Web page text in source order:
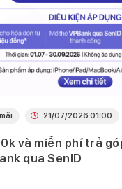
21/07/2026 01:00
và miễn phí trả
qua SenID